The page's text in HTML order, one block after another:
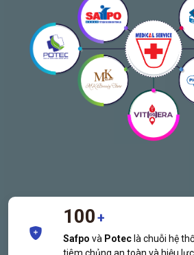
100+
Safpo và Potec là chuỗi hệ
tiêm chủng an toàn và hiệu